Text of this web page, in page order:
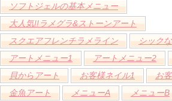
ソフトジェルの基本メニュー
大人気!!ラメグラ&ストーンアート
スクエアフレンチラメライン
シック
アートメニュー1
アートメニュー2
貝からアート
お客様ネイル1
お
金魚アート
メニューA メニューB